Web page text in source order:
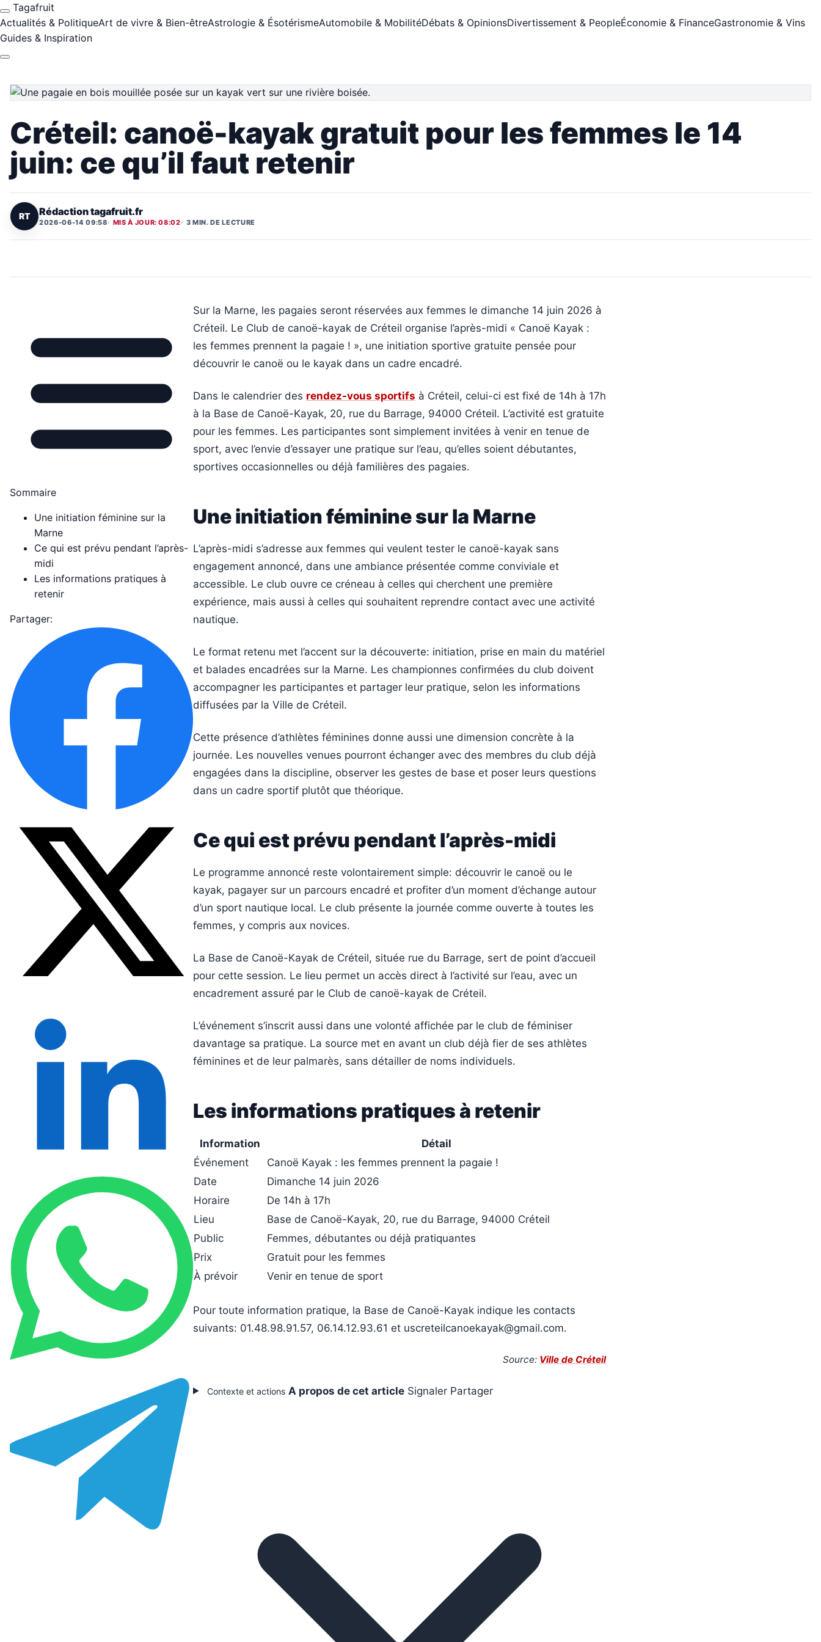
Tagafruit
Actualités & PolitiqueArt de vivre & Bien-êtreAstrologie & ÉsotérismeAutomobile & MobilitéDébats & OpinionsDivertissement & PeopleÉconomie & FinanceGastronomie & Vins
Guides & Inspiration
Créteil: canoë-kayak gratuit pour les femmes le 14
juin: ce qu’il faut retenir
RT Rédaction tagafruit.fr
2026-06-14 09:58 MIS À JOUR: 08:02 3 MIN. DE LECTURE
Sommaire
Une initiation féminine sur la
Marne
Ce qui est prévu pendant l’après-
midi
Les informations pratiques à
retenir
Partager:
Sur la Marne, les pagaies seront réservées aux femmes le dimanche 14 juin 2026 à
Créteil. Le Club de canoë-kayak de Créteil organise l’après-midi « Canoë Kayak :
les femmes prennent la pagaie ! », une initiation sportive gratuite pensée pour
découvrir le canoë ou le kayak dans un cadre encadré.
Dans le calendrier des rendez-vous sportifs à Créteil, celui-ci est fixé de 14h à 17h
à la Base de Canoë-Kayak, 20, rue du Barrage, 94000 Créteil. L’activité est gratuite
pour les femmes. Les participantes sont simplement invitées à venir en tenue de
sport, avec l’envie d’essayer une pratique sur l’eau, qu’elles soient débutantes,
sportives occasionnelles ou déjà familières des pagaies.
Une initiation féminine sur la Marne
L’après-midi s’adresse aux femmes qui veulent tester le canoë-kayak sans
engagement annoncé, dans une ambiance présentée comme conviviale et
accessible. Le club ouvre ce créneau à celles qui cherchent une première
expérience, mais aussi à celles qui souhaitent reprendre contact avec une activité
nautique.
Le format retenu met l’accent sur la découverte: initiation, prise en main du matériel
et balades encadrées sur la Marne. Les championnes confirmées du club doivent
accompagner les participantes et partager leur pratique, selon les informations
diffusées par la Ville de Créteil.
Cette présence d’athlètes féminines donne aussi une dimension concrète à la
journée. Les nouvelles venues pourront échanger avec des membres du club déjà
engagées dans la discipline, observer les gestes de base et poser leurs questions
dans un cadre sportif plutôt que théorique.
Ce qui est prévu pendant l’après-midi
Le programme annoncé reste volontairement simple: découvrir le canoë ou le
kayak, pagayer sur un parcours encadré et profiter d’un moment d’échange autour
d’un sport nautique local. Le club présente la journée comme ouverte à toutes les
femmes, y compris aux novices.
La Base de Canoë-Kayak de Créteil, située rue du Barrage, sert de point d’accueil
pour cette session. Le lieu permet un accès direct à l’activité sur l’eau, avec un
encadrement assuré par le Club de canoë-kayak de Créteil.
L’événement s’inscrit aussi dans une volonté affichée par le club de féminiser
davantage sa pratique. La source met en avant un club déjà fier de ses athlètes
féminines et de leur palmarès, sans détailler de noms individuels.
Les informations pratiques à retenir
Information
Détail
Événement
Canoë Kayak : les femmes prennent la pagaie !
Date
Dimanche 14 juin 2026
Horaire
De 14h à 17h
Lieu
Base de Canoë-Kayak, 20, rue du Barrage, 94000 Créteil
Public
Femmes, débutantes ou déjà pratiquantes
Prix
Gratuit pour les femmes
À prévoir
Venir en tenue de sport
Pour toute information pratique, la Base de Canoë-Kayak indique les contacts
suivants: 01.48.98.91.57, 06.14.12.93.61 et uscreteilcanoekayak@gmail.com.
Source: Ville de Créteil
Contexte et actions A propos de cet article Signaler Partager